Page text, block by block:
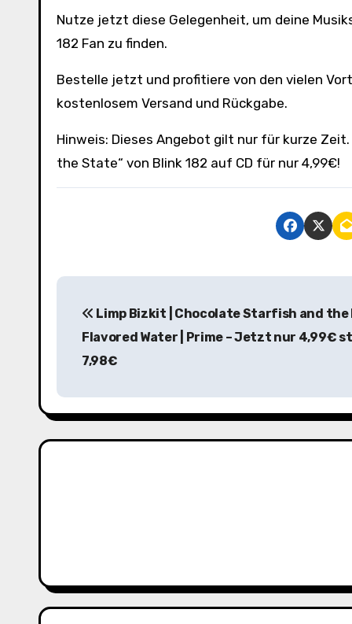
Nutze jetzt diese Gelegenheit, um deine
182 Fan zu finden.
Bestelle jetzt und profitiere von den vielen
kostenlosem Versand und Rückgabe.
Hinweis: Dieses Angebot gilt nur für kurze
the State“ von Blink 182 auf CD für nur 4,99€!
B
t
r
a
v
Limp Bizkit | Chocolate Starfish and the
Flavored Water | Prime – Jetzt nur 4,99€
7,98€